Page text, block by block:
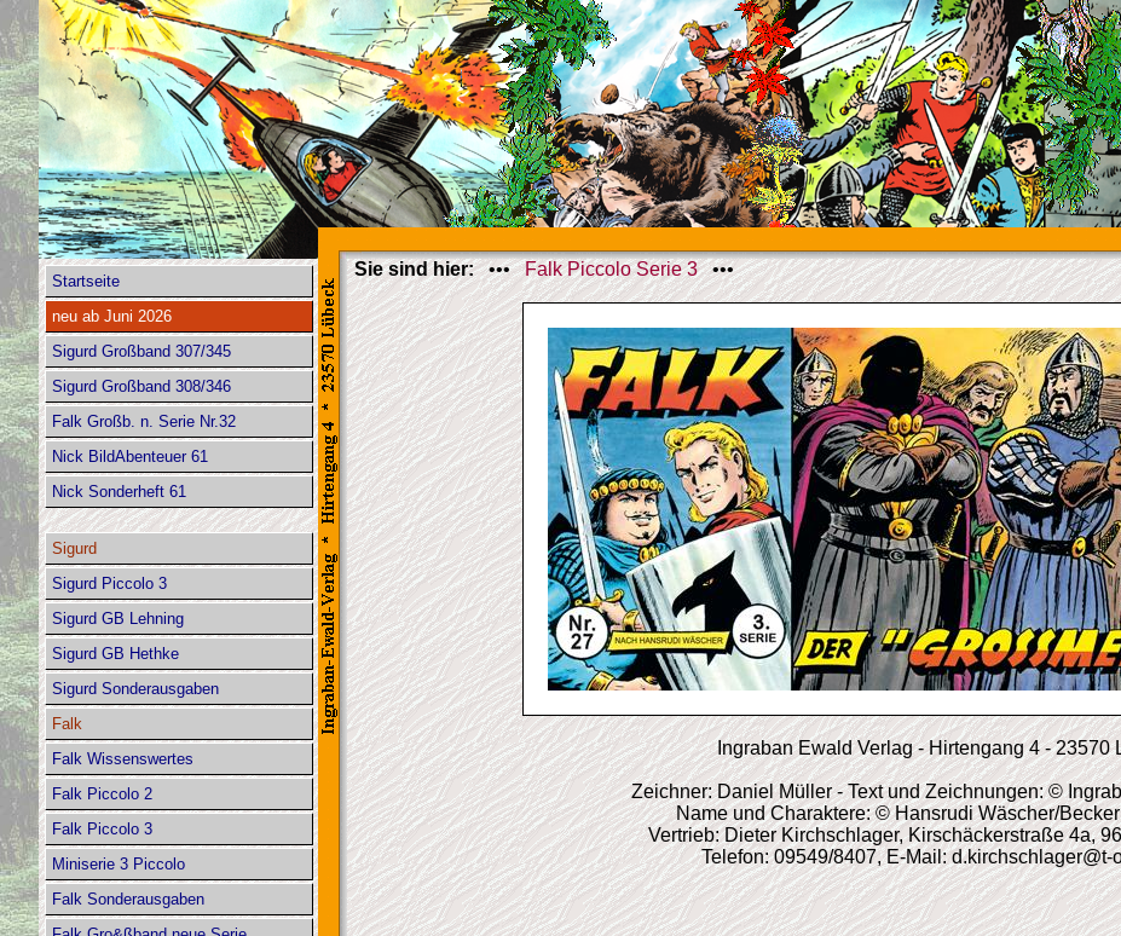
Startseite
neu ab Juni 2026
Sigurd Großband 307/345
Sigurd Großband 308/346
Falk Großb. n. Serie Nr.32
Nick BildAbenteuer 61
Nick Sonderheft 61
Sigurd
Sigurd Piccolo 3
Sigurd GB Lehning
Sigurd GB Hethke
Sigurd Sonderausgaben
Falk
Falk Wissenswertes
Falk Piccolo 2
Falk Piccolo 3
Miniserie 3 Piccolo
Falk Sonderausgaben
Sie sind hier:•••Falk Piccolo Serie 3•••
Ingraban Ewald Verlag - Hirtengang 4 - 23570
Zeichner: Daniel Müller - Text und Zeichnungen: ©
Name und Charaktere: © Hansrudi Wäscher/
Vertrieb: Dieter Kirchschlager, Kirschäckerstraße 4a,
Telefon: 09549/8407, E-Mail: d.kirchschlager@t-